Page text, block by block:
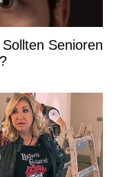
Senioren